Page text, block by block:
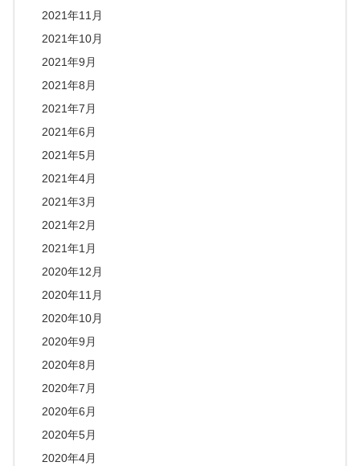
2021年11月
2021年10月
2021年9月
2021年8月
2021年7月
2021年6月
2021年5月
2021年4月
2021年3月
2021年2月
2021年1月
2020年12月
2020年11月
2020年10月
2020年9月
2020年8月
2020年7月
2020年6月
2020年5月
2020年4月